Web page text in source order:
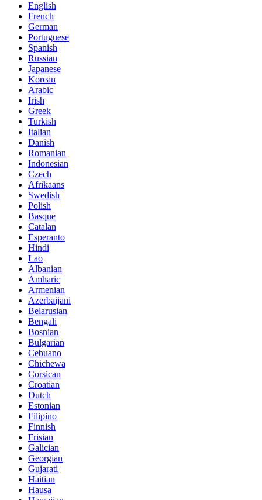
English
French
German
Portuguese
Spanish
Russian
Japanese
Korean
Arabic
Irish
Greek
Turkish
Italian
Danish
Romanian
Indonesian
Czech
Afrikaans
Swedish
Polish
Basque
Catalan
Esperanto
Hindi
Lao
Albanian
Amharic
Armenian
Azerbaijani
Belarusian
Bengali
Bosnian
Bulgarian
Cebuano
Chichewa
Corsican
Croatian
Dutch
Estonian
Filipino
Finnish
Frisian
Galician
Georgian
Gujarati
Haitian
Hausa